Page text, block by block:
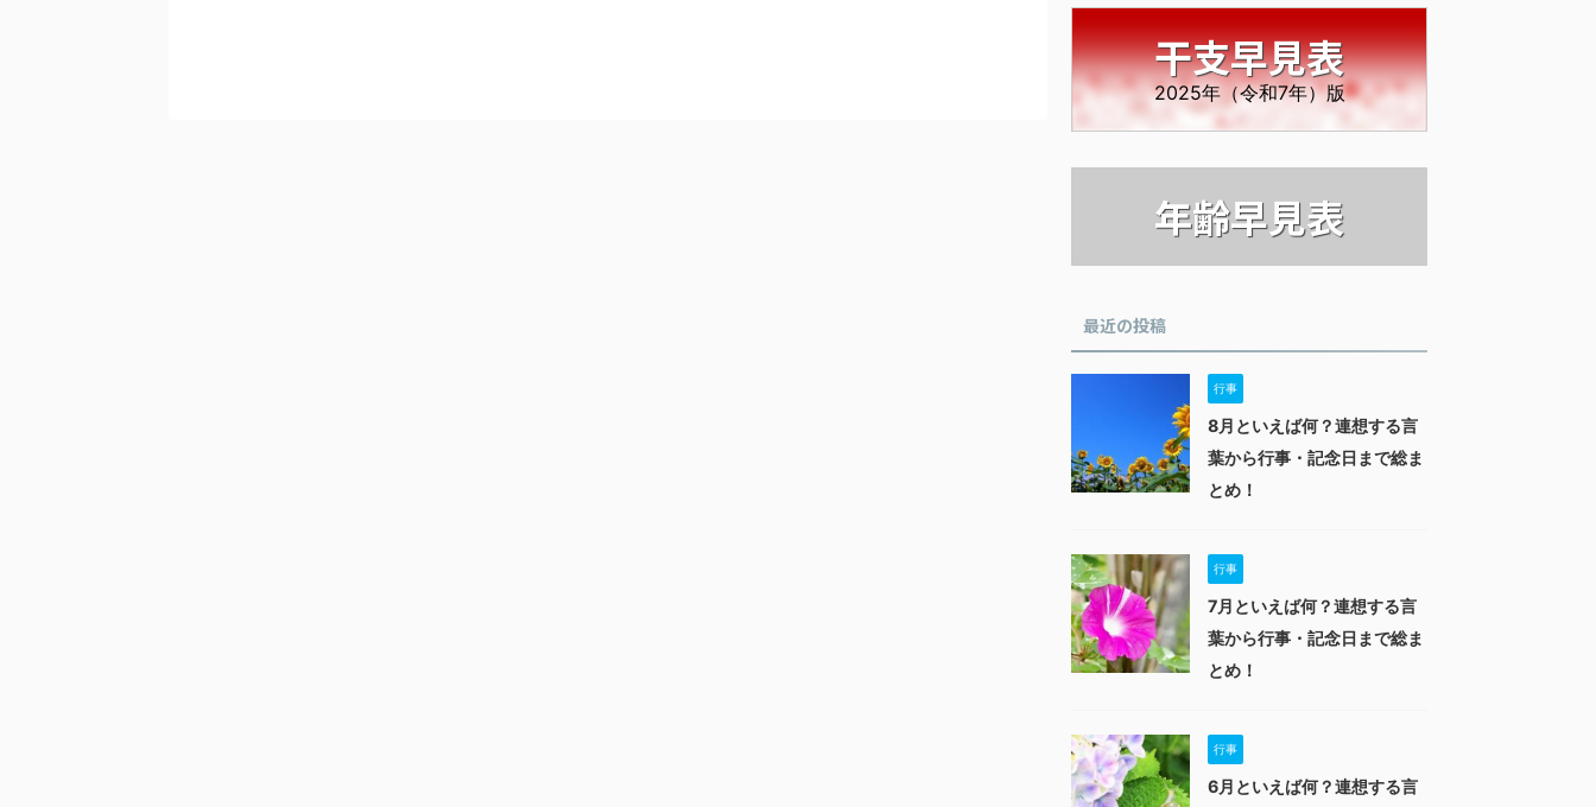
干支早見表
2025年（令和7年）版
年齢早見表
最近の投稿
行事
8月といえば何？連想する言
葉から行事・記念日まで総ま
とめ！
行事
7月といえば何？連想する言
葉から行事・記念日まで総ま
とめ！
行事
6月といえば何？連想する言